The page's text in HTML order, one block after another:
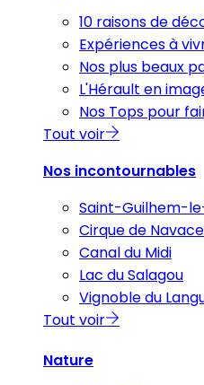
10 raisons de
Expériences à
Nos plus beaux
L'Hérault en
Nos Tops pour
Tout voir
Nos incontournables
Saint-Guilhem-
Cirque de
Canal du Midi
Lac du Salagou
Vignoble du
Tout voir
Nature